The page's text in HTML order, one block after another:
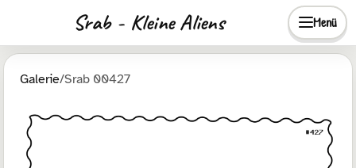
Srab - Kleine Aliens Menü
Galerie/Srab 00427